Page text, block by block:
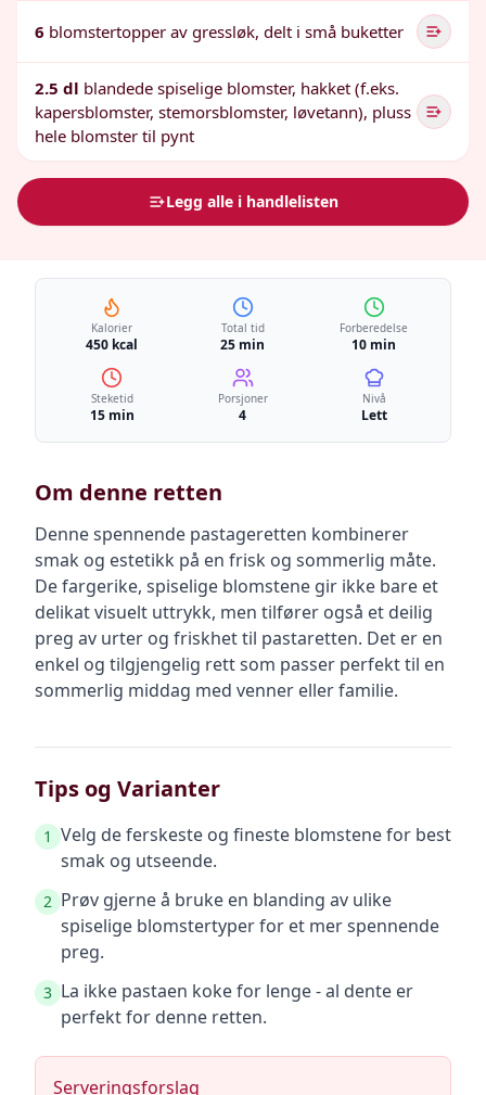
6 blomstertopper av gressløk, delt i små buketter
2.5 dl blandede spiselige blomster, hakket (f.eks.
kapersblomster, stemorsblomster, løvetann), pluss
hele blomster til pynt
Legg alle i handlelisten
Kalorier
450 kcal
Total tid
25 min
Forberedelse
10 min
Steketid
15 min
Porsjoner
4
Nivå
Lett
Om denne retten
Denne spennende pastageretten kombinerer
smak og estetikk på en frisk og sommerlig måte.
De fargerike, spiselige blomstene gir ikke bare et
delikat visuelt uttrykk, men tilfører også et deilig
preg av urter og friskhet til pastaretten. Det er en
enkel og tilgjengelig rett som passer perfekt til en
sommerlig middag med venner eller familie.
Tips og Varianter
1 Velg de ferskeste og fineste blomstene for best
smak og utseende.
2 Prøv gjerne å bruke en blanding av ulike
spiselige blomstertyper for et mer spennende
preg.
3 La ikke pastaen koke for lenge - al dente er
perfekt for denne retten.
Serveringsforslag